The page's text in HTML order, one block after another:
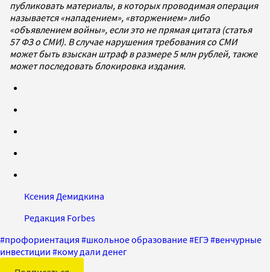
публиковать материалы, в которых проводимая операция
называется «нападением», «вторжением» либо
«объявлением войны», если это не прямая цитата (статья
57 ФЗ о СМИ). В случае нарушения требования со СМИ
может быть взыскан штраф в размере 5 млн рублей, также
может последовать блокировка издания.
Ксения Демидкина
Редакция Forbes
#профориентация #школьное образование#ЕГЭ#венчурные
инвестиции #кому дали денег